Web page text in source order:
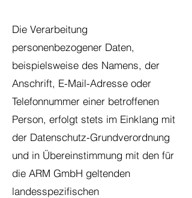
Die Verarbeitung
personenbezogener Daten,
beispielsweise des Namens, der
Anschrift, E-Mail-Adresse oder
Telefonnummer einer betroffenen
Person, erfolgt stets im Einklang mit
der Datenschutz-Grundverordnung
und in Übereinstimmung mit den für
die ARM GmbH geltenden
landesspezifischen